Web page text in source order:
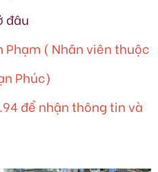
đâu
( Nhân viên thuộc
Phúc)
để nhận thông tin và